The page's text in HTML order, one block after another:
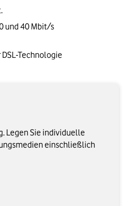
und 40 Mbit/s
Technologie
Legen Sie individuelle
einschließlich